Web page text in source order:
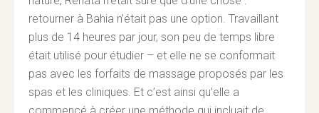
retourner à Bahia n’était pas une option. Travaillant
plus de 14 heures par jour, son peu de temps libre
était utilisé pour étudier – et elle ne se conformait
pas avec les forfaits de massage proposés par les
spas et les cliniques. Et c’est ainsi qu’elle a